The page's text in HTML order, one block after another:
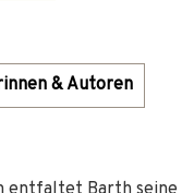
& Autoren